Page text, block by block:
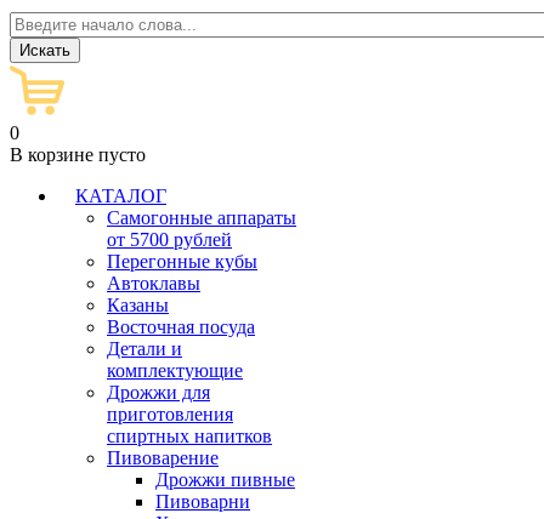
0
В корзине пусто
КАТАЛОГ
Самогонные аппараты
от 5700 рублей
Перегонные кубы
Автоклавы
Казаны
Восточная посуда
Детали и
комплектующие
Дрожжи для
приготовления
спиртных напитков
Пивоварение
Дрожжи пивные
Пивоварни